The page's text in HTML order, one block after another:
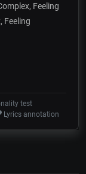
Feeling
Feeling
test
Lyrics annotation